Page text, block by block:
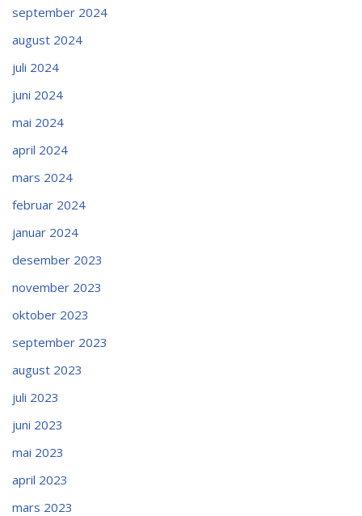
september 2024
august 2024
juli 2024
juni 2024
mai 2024
april 2024
mars 2024
februar 2024
januar 2024
desember 2023
november 2023
oktober 2023
september 2023
august 2023
juli 2023
juni 2023
mai 2023
april 2023
mars 2023